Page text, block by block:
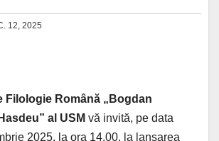
12, 2025
Filologie Română „Bogdan
al USM vă invită, pe data
2025, la ora 14.00, la lansarea